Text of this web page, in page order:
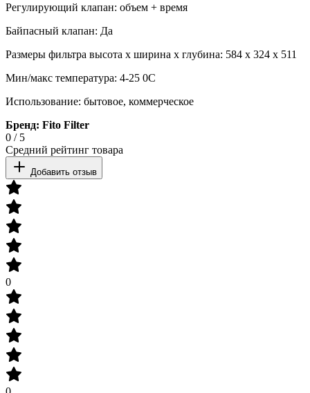
Регулирующий клапан: объем + время
Байпасный клапан: Да
Размеры фильтра высота х ширина х глубина: 584 x 324 x 511
Мин/макс температура: 4-25 0С
Использование: бытовое, коммерческое
Бренд: Fito Filter
0 / 5
Средний рейтинг товара
Добавить отзыв
0